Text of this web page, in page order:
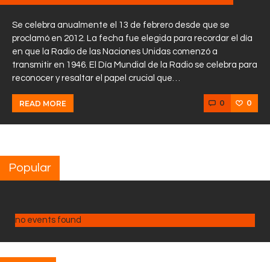
Se celebra anualmente el 13 de febrero desde que se
proclamó en 2012. La fecha fue elegida para recordar el día
en que la Radio de las Naciones Unidas comenzó a
transmitir en 1946. El Día Mundial de la Radio se celebra para
reconocer y resaltar el papel crucial que…
READ MORE 0 0
Popular
no events found